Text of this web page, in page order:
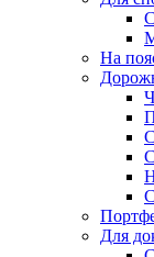
На
Для